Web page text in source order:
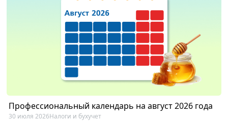
Профессиональный календарь на август 2026 года
30 июля 2026Налоги и бухучет